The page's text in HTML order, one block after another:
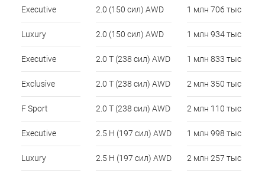
Executive 2.0 (150 сил) AWD 1 млн 706 тыс
Luxury 2.0 (150 сил) AWD 1 млн 934 тыс
Executive 2.0 Т (238 сил) AWD 1 млн 833 тыс
Exclusive 2.0 Т (238 сил) AWD 2 млн 350 тыс
F Sport 2.0 Т (238 сил) AWD 2 млн 110 тыс
Executive 2.5 H (197 сил) AWD 1 млн 998 тыс
Luxury 2.5 H (197 сил) AWD 2 млн 257 тыс